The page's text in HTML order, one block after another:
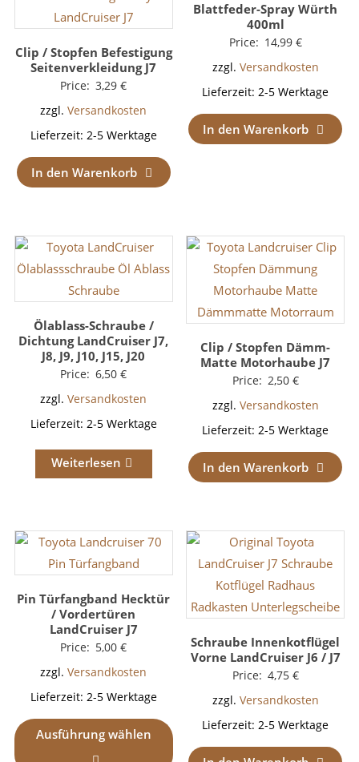
Clip / Stopfen Befestigung
Seitenverkleidung J7
Price: 3,29€
zzgl.Versandkosten
Lieferzeit: 2-5 Werktage
In den Warenkorb
Blattfeder-Spray Würth
400ml
Price: 14,99 €
zzgl. Versandkosten
Lieferzeit:2-5 Werktage
In den Warenkorb
Ölablass-Schraube /
Dichtung LandCruiser J7,
J8, J9, J10, J15, J20
Price: 6,50€
zzgl.Versandkosten
Lieferzeit: 2-5 Werktage
Weiterlesen
Clip / Stopfen Dämm-
Matte Motorhaube J7
Price: 2,50 €
zzgl. Versandkosten
Lieferzeit:2-5 Werktage
In den Warenkorb
Pin Türfangband Hecktür
/ Vordertüren
LandCruiser J7
Price: 5,00€
zzgl.Versandkosten
Lieferzeit: 2-5 Werktage
Ausführung wählen
Schraube Innenkotflügel
Vorne LandCruiser J6 / J7
Price: 4,75 €
zzgl. Versandkosten
Lieferzeit:2-5 Werktage